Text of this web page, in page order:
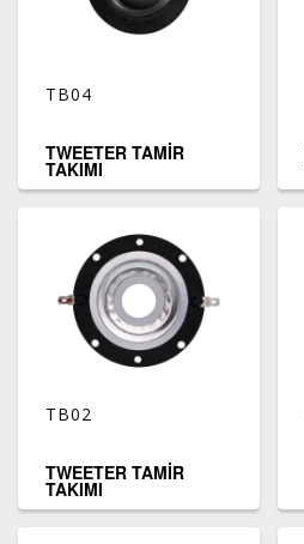
TB04
TWEETER TAMİR
TAKIMI
TB02
TWEETER TAMİR
TAKIMI